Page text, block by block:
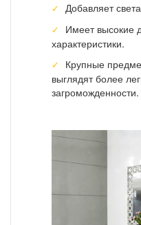
Добавляет
Имеет высокие
характеристики.
Крупные
выглядят более
загроможденности.